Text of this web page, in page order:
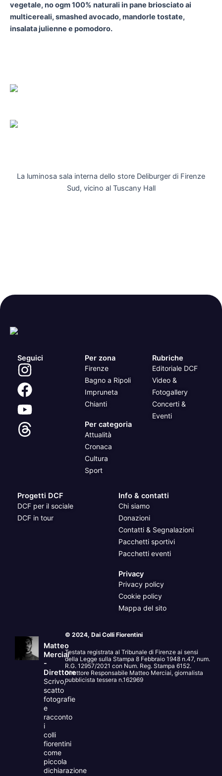
vegetale, no ogm 100% naturali in pane briosciato ai
multicereali, smashed avocado, mandorle tostate,
insalata julienne e pomodoro.
La luminosa sala interna dello store Deliburger di Firenze
Sud, vicino al Tuscany Hall
Seguici Per zona
Firenze
Bagno a Ripoli
Impruneta
Chianti
Per categoria
Attualità
Cronaca
Cultura
Sport
Rubriche
Editoriale DCF
Video &
Fotogallery
Concerti &
Eventi
Progetti DCF
DCF per il sociale
DCF in tour
Info & contatti
Chi siamo
Donazioni
Contatti & Segnalazioni
Pacchetti sportivi
Pacchetti eventi
Privacy
Privacy policy
Cookie policy
Mappa del sito
Matteo
Merciai
-
Direttore
Scrivo,
scatto
fotografie
e
racconto
i
colli
fiorentini
come
piccola
dichiarazione
© 2024, Dai Colli Fiorentini
Testata registrata al Tribunale di Firenze ai sensi
della Legge sulla Stampa 8 Febbraio 1948 n.47, num.
R.G. 12957/2021 con Num. Reg. Stampa 6152.
Direttore Responsabile Matteo Merciai, giornalista
pubblicista tessera n.162969